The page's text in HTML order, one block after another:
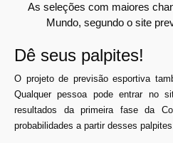
As seleções com maiores
Mundo, segundo o site
Dê seus palpites!
O projeto de previsão esportiva
Qualquer pessoa pode entrar no
resultados da primeira fase da
probabilidades a partir desses